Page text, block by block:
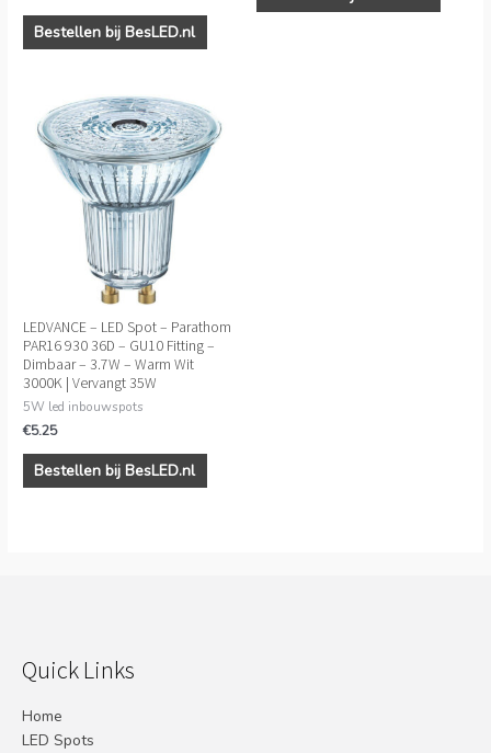
Bestellen bij BesLED.nl
LEDVANCE – LED Spot – Parathom
PAR16 930 36D – GU10 Fitting –
Dimbaar – 3.7W – Warm Wit
3000K | Vervangt 35W
5W led inbouwspots
€5.25
Bestellen bij BesLED.nl
Quick Links
Home
LED Spots